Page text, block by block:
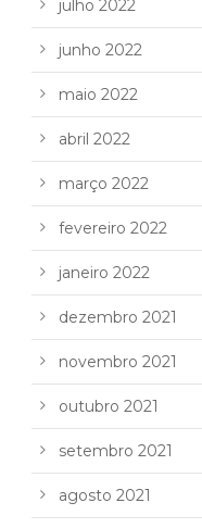
julho 2022
junho 2022
maio 2022
abril 2022
março 2022
fevereiro 2022
janeiro 2022
dezembro 2021
novembro 2021
outubro 2021
setembro 2021
agosto 2021